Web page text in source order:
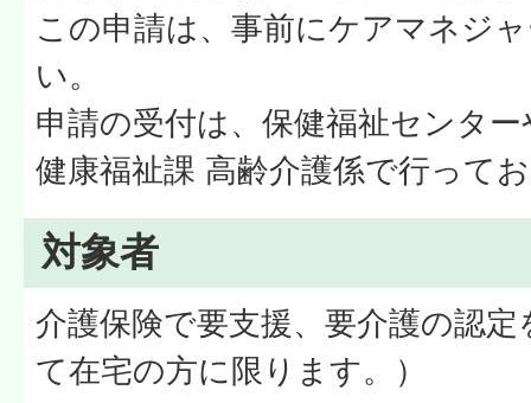
この申請は、事前にケアマネジ
い。
申請の受付は、保健福祉センタ
健康福祉課 高齢介護係で行って
対象者
介護保険で要支援、要介護の認
て在宅の方に限ります。）